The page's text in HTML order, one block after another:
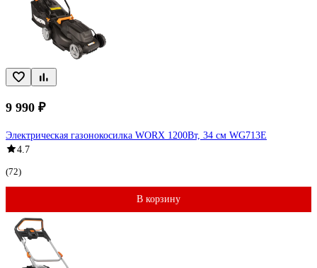
9 990 ₽
Электрическая газонокосилка WORX 1200Вт, 34 см WG713E
4.7
(72)
В корзину